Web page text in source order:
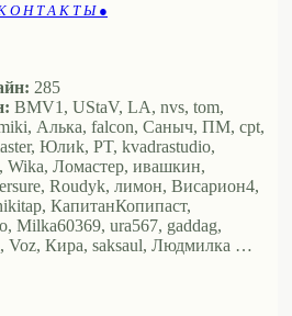
О Н Т А К Т Ы ●
285
BMV1, UStaV, LA, nvs, tom,
Алька, falcon, Саныч, ПМ, cpt,
Юлиk, PT, kvadrastudio,
Wika, Ломастер, ивашкин,
Roudyk, лимон, Висариoн4,
КапитанКопипаст,
Milka60369, ura567, gaddag,
Voz, Кира, saksaul, Людмилка …